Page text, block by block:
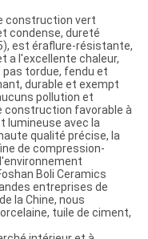
construction vert
condense, dureté
est éraflure-résistante,
a l'excellente chaleur,
tordue, fendu et
durable et exempt
pollution et
construction favorable à
lumineuse avec la
qualité précise, la
de compression-
Boli Ceramics
entreprises de
la Chine, nous
tuile de ciment,